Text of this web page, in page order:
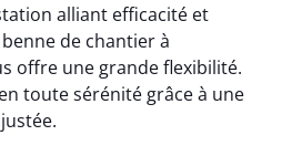
alliant efficacité et
de chantier à
offre une grande flexibilité.
toute sérénité grâce à une